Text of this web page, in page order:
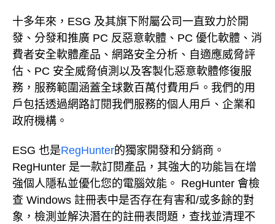
十多年來，ESG 及其旗下附屬公司一直致力於開
發、分發和推廣 PC 反惡意軟體、PC 優化軟體、消
費者安全軟體產品、網路安全分析、自適應威脅評
估、PC 安全威脅偵測以及客製化惡意軟體修復服
務，服務範圍涵蓋全球數百萬付費用戶。我們的用
戶包括透過網路訂閱我們服務的個人用戶、企業和
政府機構。
ESG 也是RegHunter的獨家開發和分銷商。
RegHunter 是一款訂閱產品，其強大的功能旨在增
強個人隱私並優化您的電腦效能。 RegHunter 會檢
查 Windows 註冊表中是否存在有害和/或多餘的對
象，檢測並解決潛在的註冊表問題，查找並清理不